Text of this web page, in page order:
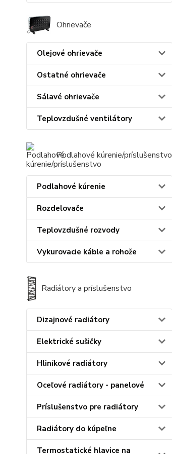
Ohrievače
Olejové ohrievače
Ostatné ohrievače
Sálavé ohrievače
Teplovzdušné ventilátory
Podlahové kúrenie/príslušenstvo
Podlahové kúrenie
Rozdelovače
Teplovzdušné rozvody
Vykurovacie káble a rohože
Radiátory a príslušenstvo
Dizajnové radiátory
Elektrické sušičky
Hliníkové radiátory
Oceľové radiátory - panelové
Príslušenstvo pre radiátory
Radiátory do kúpeľne
Termostatické hlavice na